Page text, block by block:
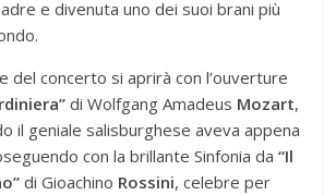
e divenuta uno dei suoi brani più
del concerto si aprirà con l’ouverture
di Wolfgang Amadeus Mozart,
il geniale salisburghese aveva appena
con la brillante Sinfonia da“Il
di Gioachino Rossini, celebre per